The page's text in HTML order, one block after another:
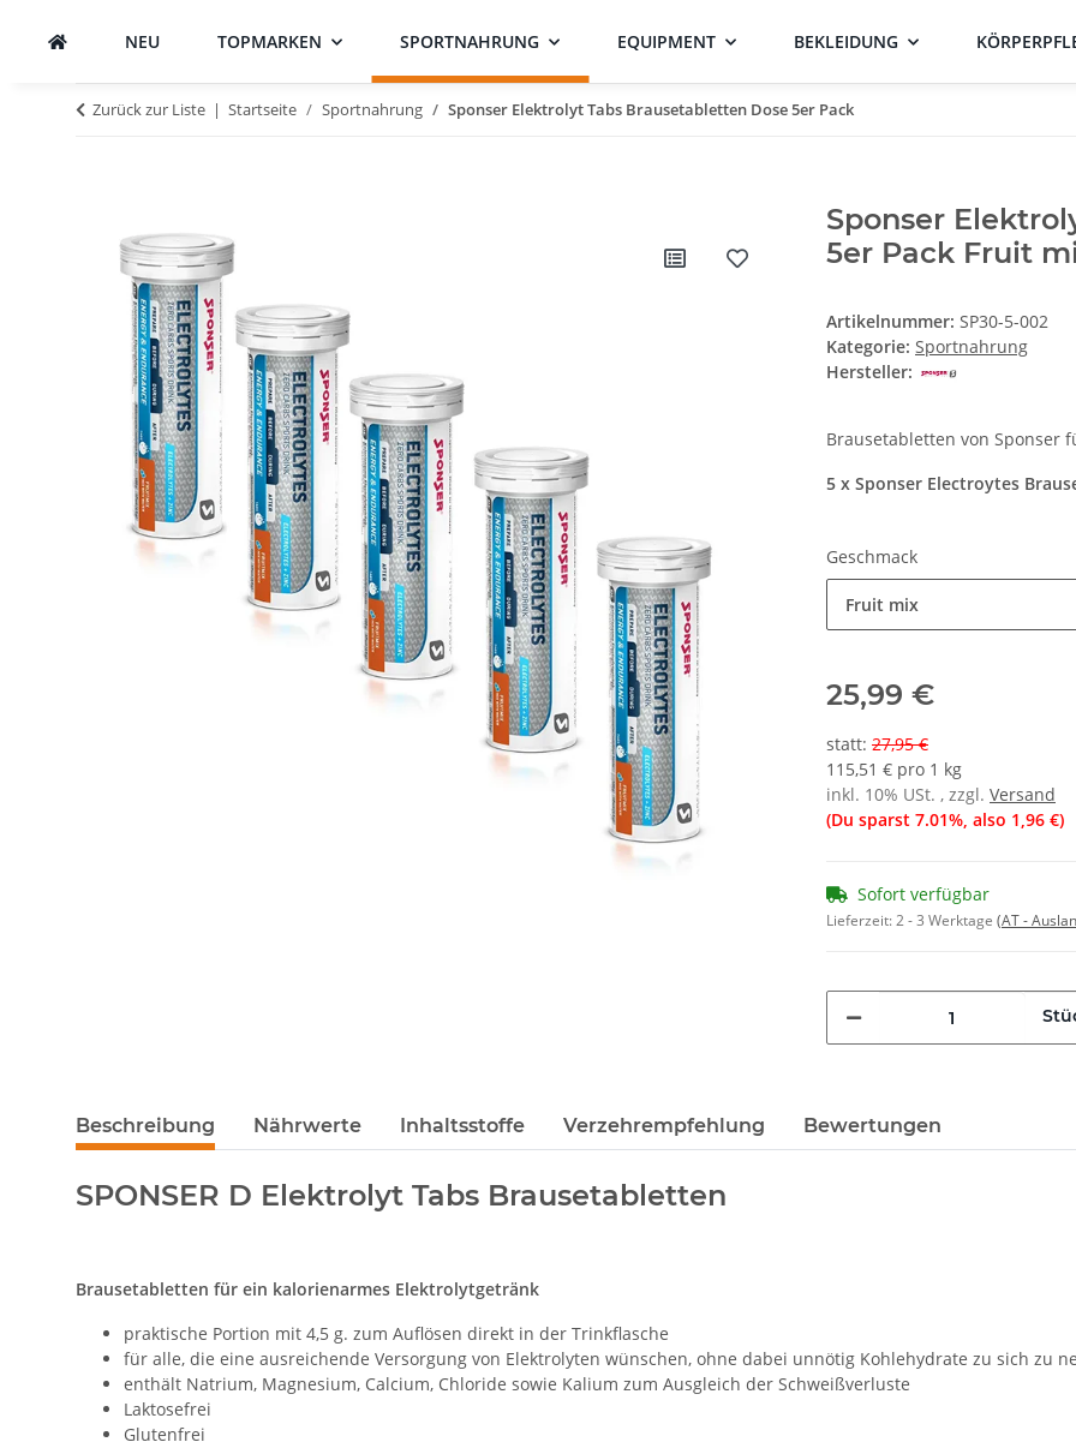
NEU TOPMARKEN SPORTNAHRUNG EQUIPMENT BEKLEIDUNG
Zurück zur Liste Startseite Sportnahrung Sponser Elektrolyt Tabs Brausetabletten Dose 5er Pack
Sponser
5er Pack Fruit
Artikelnummer: SP30-5-002
Kategorie: Sportnahrung
Hersteller:
Brausetabletten von Sponser
5 x Sponser Electroytes
Geschmack
Fruit mix
25,99 €
statt: 27,95 €
115,51 € pro 1 kg
inkl. 10% USt. , zzgl. Versand
(Du sparst 7.01%, also 1,96 €)
Sofort verfügbar
Lieferzeit:2 - 3 Werktage (AT -
Beschreibung Nährwerte Inhaltsstoffe Verzehrempfehlung Bewertungen
SPONSER D Elektrolyt Tabs Brausetabletten
Brausetabletten für ein kalorienarmes Elektrolytgetränk
praktische Portion mit 4,5 g. zum Auflösen direkt in der Trinkflasche
für alle, die eine ausreichende Versorgung von Elektrolyten wünschen, ohne dabei unnötig Kohlehydrate zu sich zu
enthält Natrium, Magnesium, Calcium, Chloride sowie Kalium zum Ausgleich der Schweißverluste
Laktosefrei
Glutenfrei